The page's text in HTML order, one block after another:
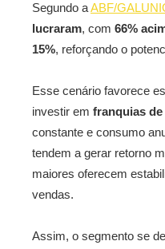
Segundo aABF/
lucraram, com 66%
15%, reforçando o
Esse cenário favorece
investir em franquias
constante e consumo
tendem a gerar retorno
maiores oferecem
vendas.
Assim, o segmento se